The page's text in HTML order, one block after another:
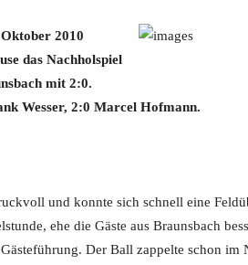
2010
das Nachholspiel
mit 2:0.
Wesser, 2:0 Marcel Hofmann.
und konnte sich schnell eine
ehe die Gäste aus Braunsbach
Der Ball zappelte schon im